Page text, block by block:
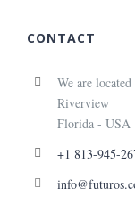
CONTACT
We are located
Riverview
Florida - USA
+1 813-945-